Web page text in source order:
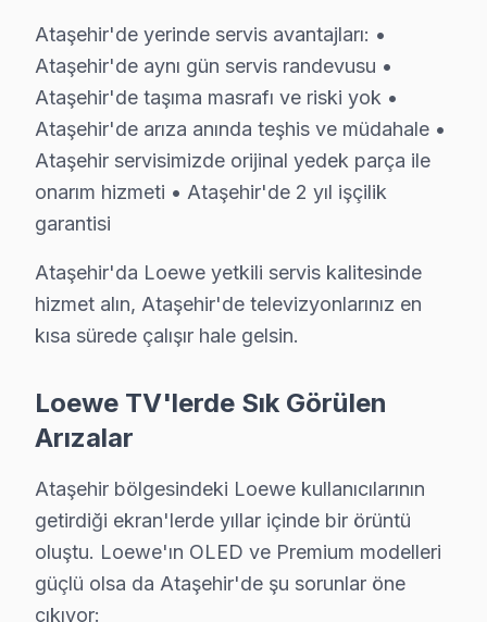
İlk görüşme bedava. 0850 811 14 36
Uzman Loewe Teknisyen Ekibimiz
Ataşehir Loewe Hizmet'in başarısı, Ataşehir
• Ataşehir'de Loewe Yetkili Hizmet Sertifikasyonu
Ataşehir teknisyenlerimiz Loewe tarafından resmi
Anakart üzerindeki mikro arızaları tahmin değil,
• Yazılım ve Firmware Yükseltmesi
• Ataşehir'de Sürekli Eğitim Programları
Ataşehir servisimizde modern teknolojilere ayak
Ataşehir'de televizyon servis ihtiyacınız için, güvenilir
Ataşehir Loewe servis Merkezi
Ataşehir Loewe uzman ekibimiz, Ataşehir bölge
Ataşehir'de yerinde servis avantajları: •
Ataşehir'de aynı gün servis randevusu •
Ataşehir'de taşıma masrafı ve riski yok •
Ataşehir'de arıza anında teşhis ve müdahale •
Ataşehir servisimizde orijinal yedek parça ile
onarım hizmeti • Ataşehir'de 2 yıl işçilik
garantisi
Ataşehir'da Loewe yetkili servis kalitesinde
hizmet alın, Ataşehir'de televizyonlarınız en
kısa sürede çalışır hale gelsin.
Loewe TV'lerde Sık Görülen
Arızalar
Ataşehir bölgesindeki Loewe kullanıcılarının
getirdiği ekran'lerde yıllar içinde bir örüntü
oluştu. Loewe'ın OLED ve Premium modelleri
güçlü olsa da Ataşehir'de şu sorunlar öne
çıkıyor: